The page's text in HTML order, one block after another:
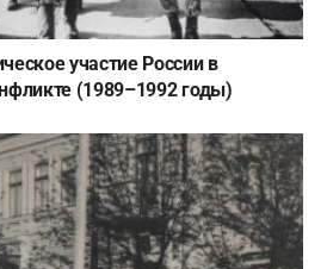
участие России в
(1989–1992 годы)